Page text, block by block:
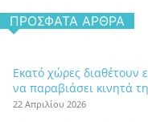
ΠΡΌΣΦΑΤΑ ΆΡΘΡΑ
Εκατό χώρες διαθέτουν
να παραβιάσει κινητά
22 Απριλίου 2026